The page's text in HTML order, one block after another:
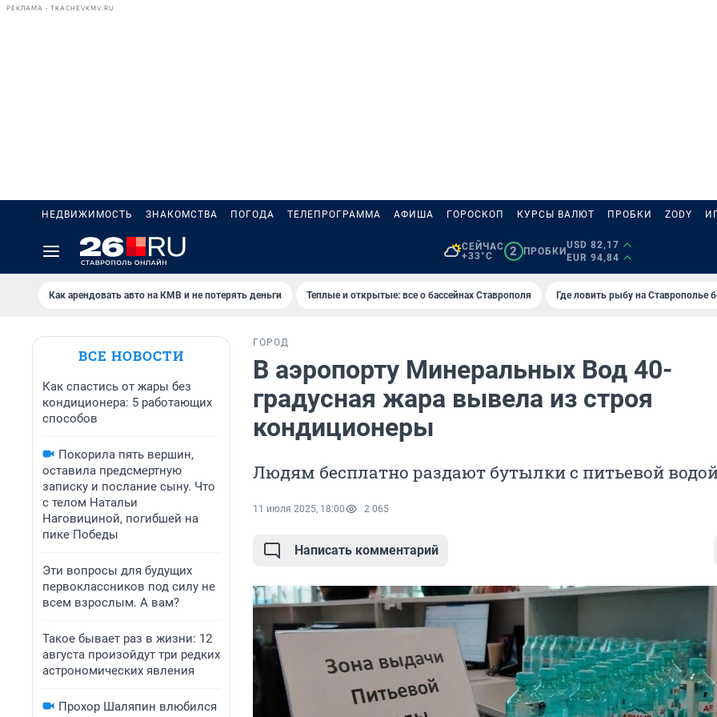
РЕКЛАМА • TKACHEVKMV.RU
НЕДВИЖИМОСТЬ ЗНАКОМСТВА ПОГОДА ТЕЛЕПРОГРАММА АФИША ГОРОСКОП КУРСЫ ВАЛЮТ ПРОБКИ ZODY
СЕЙЧАС
+33°C
2 ПРОБКИ
USD 82,17
EUR 94,84
Как арендовать авто на КМВ и не потерять деньги Теплые и открытые: все о бассейнах Ставрополя Где ловить рыбу на Ставрополье
ВСЕ НОВОСТИ
Как спастись от жары без
кондиционера: 5 работающих
способов
Покорила пять вершин,
оставила предсмертную
записку и послание сыну. Что
с телом Натальи
Наговициной, погибшей на
пике Победы
Эти вопросы для будущих
первоклассников под силу не
всем взрослым. А вам?
Такое бывает раз в жизни: 12
августа произойдут три редких
астрономических явления
Прохор Шаляпин влюбился
ГОРОД
В аэропорту Минеральных Вод 40-
градусная жара вывела из строя
кондиционеры
Людям бесплатно раздают бутылки с питьевой
11 июля 2025, 18:00 2 065
Написать комментарий